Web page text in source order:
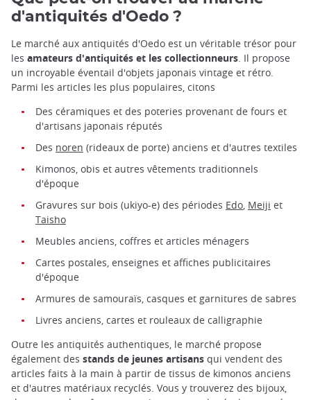
d'antiquités d'Oedo ?
Le marché aux antiquités d'Oedo est un véritable trésor pour
les amateurs d'antiquités et les collectionneurs . Il propose
un incroyable éventail d'objets japonais vintage et rétro.
Parmi les articles les plus populaires, citons
Des céramiques et des poteries provenant de fours et
d'artisans japonais réputés
Des noren (rideaux de porte) anciens et d'autres textiles
Kimonos, obis et autres vêtements traditionnels
d'époque
Gravures sur bois (ukiyo-e) des périodes Edo, Meiji et
Taisho
Meubles anciens, coffres et articles ménagers
Cartes postales, enseignes et affiches publicitaires
d'époque
Armures de samouraïs, casques et garnitures de sabres
Livres anciens, cartes et rouleaux de calligraphie
Outre les antiquités authentiques, le marché propose
également des stands de jeunes artisans qui vendent des
articles faits à la main à partir de tissus de kimonos anciens
et d'autres matériaux recyclés. Vous y trouverez des bijoux,